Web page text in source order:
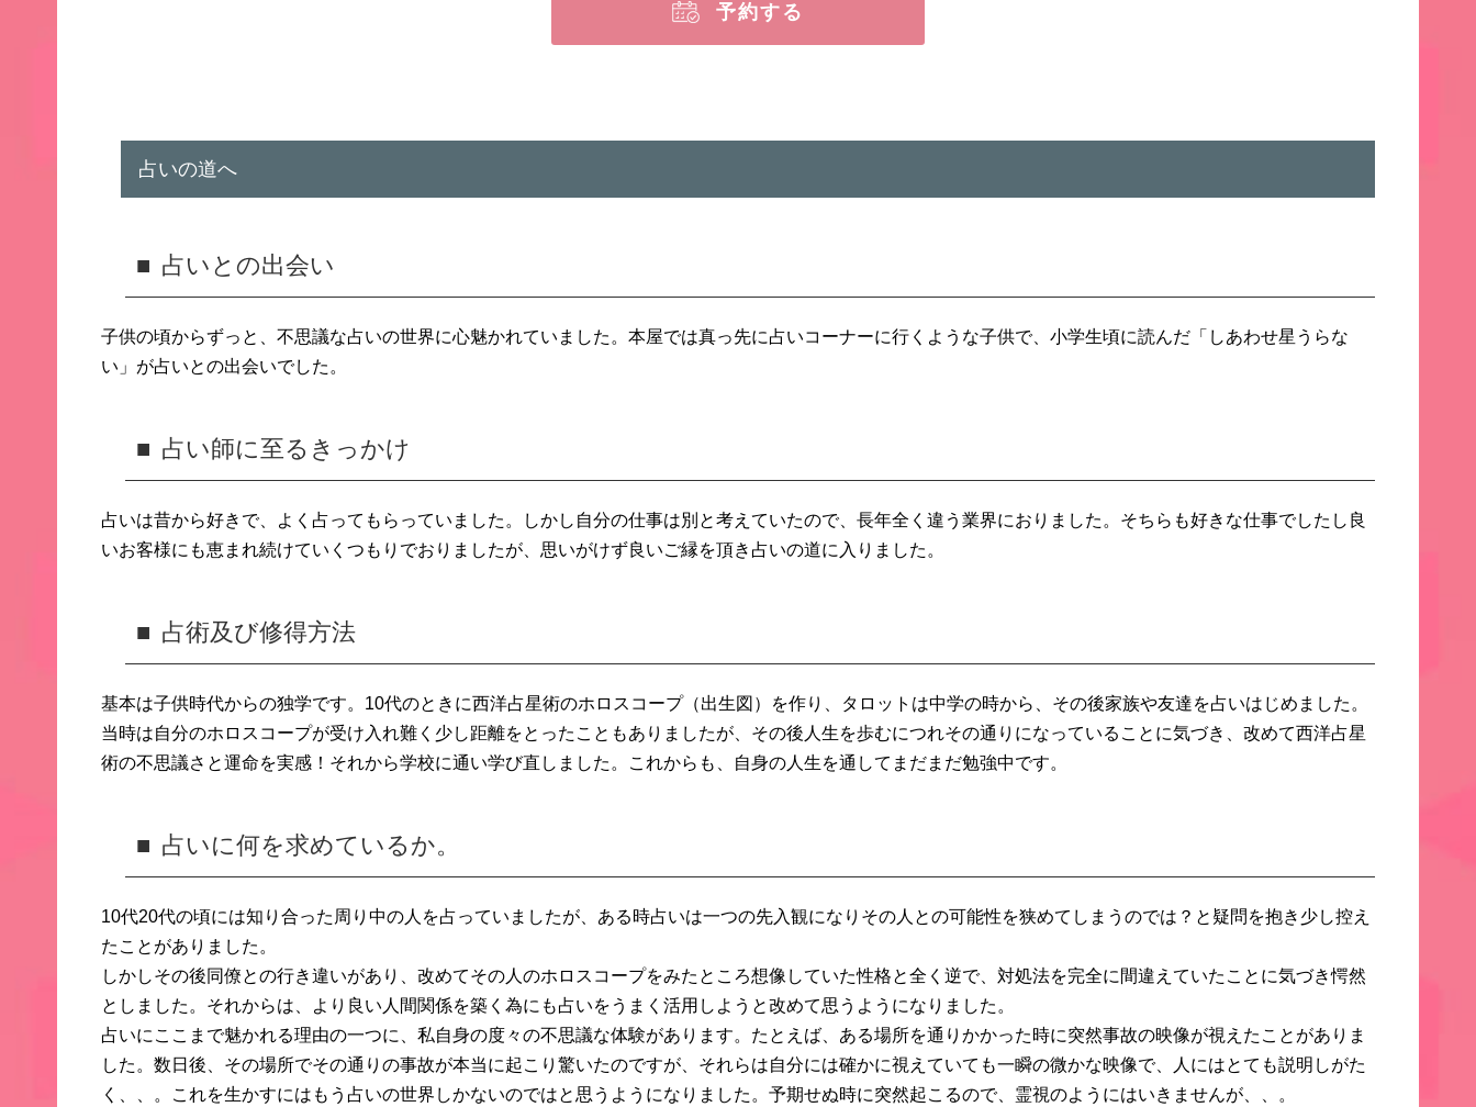
予約する
占いの道へ
占いとの出会い
子供の頃からずっと、不思議な占いの世界に心魅かれていました。 本屋では真っ先に占いコーナーに行くような子供で、 小学生頃に読んだ「しあわせ星うらな
い」 が占いとの出会いでした。
占い師に至るきっかけ
占いは昔から好きで、よく占ってもらっていました。 しかし自分の仕事は別と考えていたので、 長年全く違う業界におりました。 そちらも好きな仕事でしたし良
いお客様にも恵まれ続けていくつも りでおりましたが、 思いがけず良いご縁を頂き占いの道に入りました。
占術及び修得方法
基本は子供時代からの独学です。 10代のときに西洋占星術のホロスコープ（出生図）を作り、
タロットは中学の時から、その後家族や友達を占いはじめました。
当時は自分のホロスコープが受け入れ難く少し距離をとったこともありましたが、 その後人生を歩むにつれその通りになっていることに気づき、 改めて西洋占星
術の不思議さと運命を実感！ それから学校に通い学び直しました。これからも、 自身の人生を通してまだまだ勉強中です。
占いに何を求めているか。
10代20代の頃には知り合った周り中の人を占っていましたが、 ある時占いは一つの先入観になりその人との可能性を狭めてしまう のでは？と疑問を抱き少し控え
たことがありました。
しかしその後同僚との行き違いがあり、 改めてその人のホロスコープをみたところ想像していた性格と全く 逆で、対処法を完全に間違えていたことに気づき愕然
としました。 それからは、 より良い人間関係を築く為にも占いをうまく活用しようと改めて思 うようになりました。
占いにここまで魅かれる理由の一つに、 私自身の度々の不思議な体験があります。たとえば、 ある場所を通りかかった時に突然事故の映像が視えたことがありま
した。数日後、 その場所でその通りの事故が本当に起こり驚いたのですが、 それらは自分には確かに視えていても一瞬の微かな映像で、
人にはとても説明しがた
く、、。
これを生かすにはもう占いの世界しかないのではと思うようになり ました。予期せぬ時に突然起こるので、 霊視のようにはいきませんが、、。